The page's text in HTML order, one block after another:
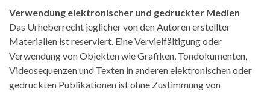
Verwendung elektronischer und gedruckter Medien
Das Urheberrecht jeglicher von den Autoren erstellter
Materialien ist reserviert. Eine Vervielfältigung oder
Verwendung von Objekten wie Grafiken, Tondokumenten,
Videosequenzen und Texten in anderen elektronischen oder
gedruckten Publikationen ist ohne Zustimmung von